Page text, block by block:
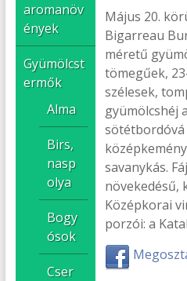
Május 20.
Bigarreau
méretű
tömegűek,
szélesek,
gyümölcshéj
sötétbordóvá
savanykás.
növekedésű,
Középkorai
porzói: a
aromanöv
ények
Gyümölcst
ermők
Alma
Birs,
nasp
olya
Bogy
ósok
Cser